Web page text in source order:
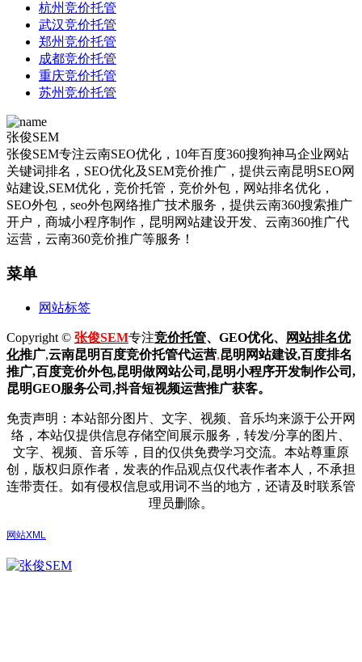
杭州竞价托管
武汉竞价托管
郑州竞价托管
成都竞价托管
重庆竞价托管
苏州竞价托管
张俊SEM
张俊SEM专注云南SEO优化，10年百度360搜狗神马企业网站
关键词排名，SEO优化及SEM竞价推广，提供云南昆明SEO网
站建设,SEM优化，竞价托管，竞价外包，网站排名优化，
SEO外包，seo外包网络推广技术服务，提供云南360搜索推广
开户，商城小程序制作，昆明网站建设开发、云南360推广代
运营，云南360竞价推广等服务！
菜单
网站标签
Copyright © 张俊SEM专注竞价托管、GEO优化、
网站排名优
化推广,云南昆明百度竞价托管代运营,昆明网站建设,百度排名
推广,百度竞价外包,昆明做网站公司,昆明小程序开发制作公司,
昆明GEO服务公司,抖音短视频运营推广获客。
免责声明：本站部分图片、文字、视频、音乐均来源于公开网
络，本站仅提供信息存储空间展示服务，转发/分享的图片、
文字、视频、音乐等，目的仅供免费学习交流。本站尊重原
创，版权归原作者，发表的作品观点仅代表作者本人，不承担
连带责任。如有侵权信息或用词不当的地方，还请及时联系管
理员删除。
网站XML